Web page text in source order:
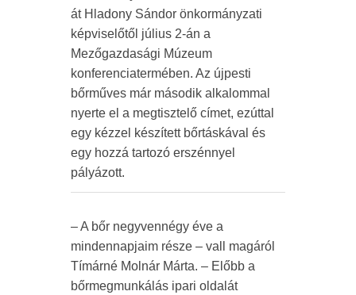
át Hladony Sándor önkormányzati
képviselőtől július 2-án a
Mezőgazdasági Múzeum
konferenciatermében. Az újpesti
bőrműves már második alkalommal
nyerte el a megtisztelő címet, ezúttal
egy kézzel készített bőrtáskával és
egy hozzá tartozó erszénnyel
pályázott.
– A bőr negyvennégy éve a
mindennapjaim része – vall magáról
Tímárné Molnár Márta. – Előbb a
bőrmegmunkálás ipari oldalát